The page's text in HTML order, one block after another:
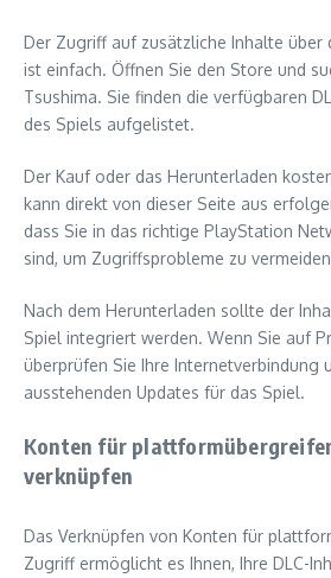
Der Zugriff auf zusätzliche Inhalte über
ist einfach. Öffnen Sie den Store und
Tsushima. Sie finden die verfügbaren
des Spiels aufgelistet.
Der Kauf oder das Herunterladen
kann direkt von dieser Seite aus
dass Sie in das richtige PlayStation
sind, um Zugriffsprobleme zu
Nach dem Herunterladen sollte der
Spiel integriert werden. Wenn Sie auf
überprüfen Sie Ihre Internetverbindung
ausstehenden Updates für das Spiel.
Konten für
verknüpfen
Das Verknüpfen von Konten für
Zugriff ermöglicht es Ihnen, Ihre DLC-